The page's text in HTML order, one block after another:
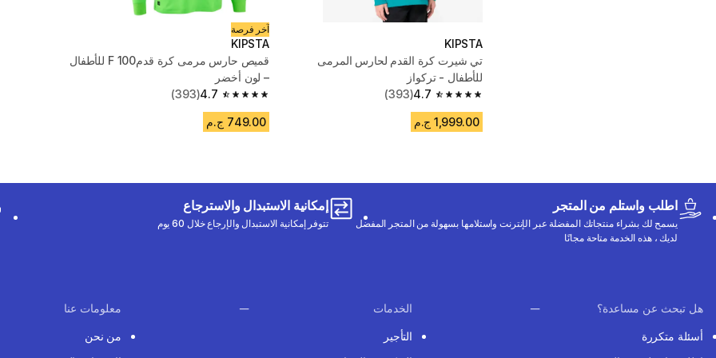
KIPSTA
تي شيرت كرة القدم لحارس المرمى
للأطفال - تركواز
4.7
4.7 out of 5 stars from 393 reviews
(393)
1,999.00 ج.م
آخر فرصة
KIPSTA
قميص حارس مرمى كرة قدمF 100 للأطفال
– لون أخضر
4.7
4.7 out of 5 stars from 393 reviews
(393)
749.00 ج.م
اطلب واستلم من المتجر
يسمح لك بشراء منتجاتك المفضلة عبر الإنترنت واستلامها بسهولة من المتجر المفضل
لديك ، هذه الخدمة متاحة مجانًا
إمكانية الاستبدال والاسترجاع
تتوفر إمكانية الاستبدال والإرجاع خلال 60 يوم
هل تبحث عن مساعدة؟
أسئلة متكررة
الخدمات
التأجير
معلومات عنا
من نحن